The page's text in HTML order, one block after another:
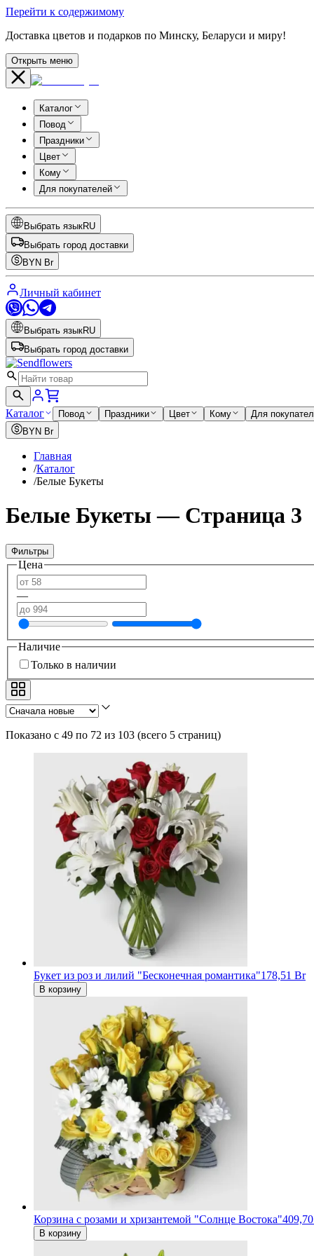
Перейти к содержимому
Доставка цветов и подарков по Минску, Беларуси и миру!
Открыть меню
Каталог
Повод
Праздники
Цвет
Кому
Для покупателей
Выбрать языкRU
Выбрать город доставки
BYN Br
Личный кабинет
Выбрать языкRU
Выбрать город доставки
Каталог Повод Праздники Цвет Кому
Для
BYN Br
Главная
/Каталог
/Белые Букеты
Белые Букеты — Страница 3
Фильтры
Цена
—
Наличие
Только в наличии
Показано с 49 по 72 из 103 (всего 5 страниц)
Букет из роз и лилий "Бесконечная романтика"178,51 Br
В корзину
Корзина с розами и хризантемой "Солнце Востока"
В корзину